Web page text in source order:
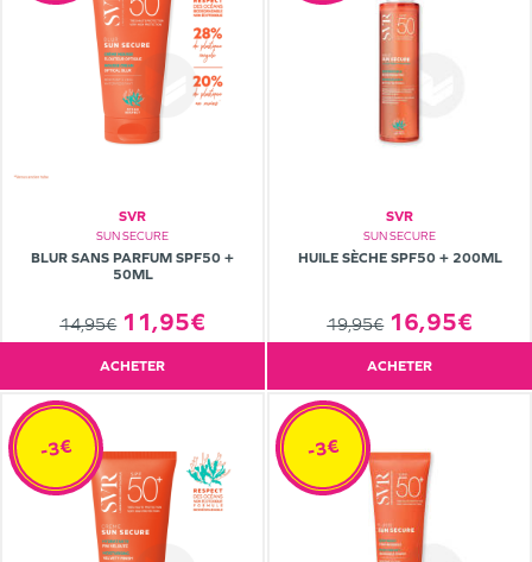
SVR
SUN SECURE
BLUR SANS PARFUM SPF50 +
50ML
14,95€ 11,95€
ACHETER
SVR
SUN SECURE
HUILE SÈCHE SPF50 + 200ML
19,95€ 16,95€
ACHETER
-3€ -3€